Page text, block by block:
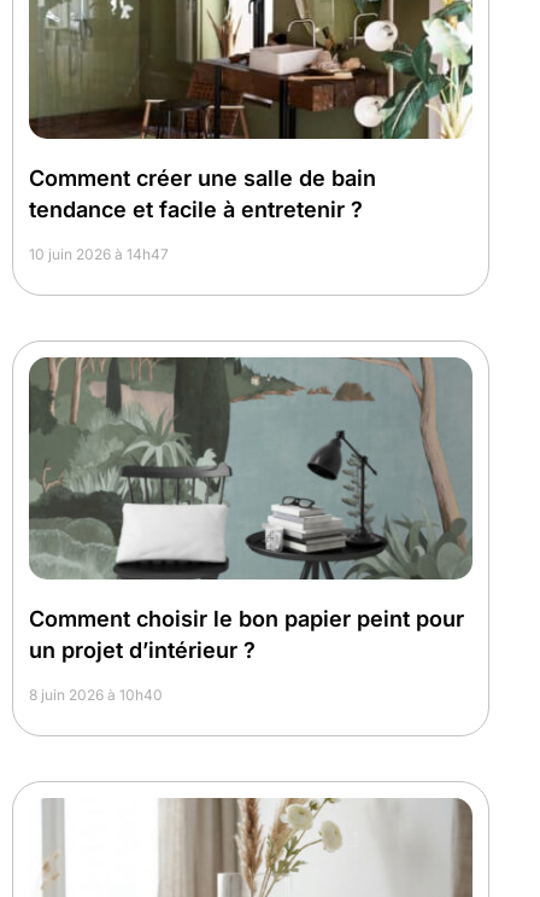
Comment créer une salle de bain
tendance et facile à entretenir ?
10 juin 2026 à 14h47
Comment choisir le bon papier peint pour
un projet d’intérieur ?
8 juin 2026 à 10h40